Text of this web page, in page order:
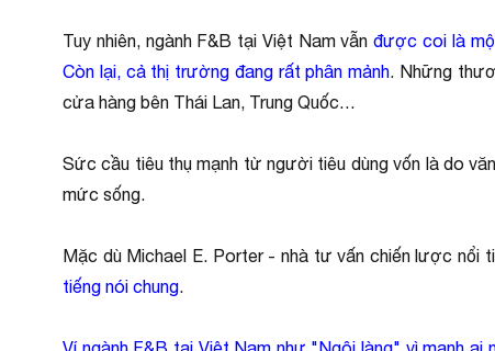
Tuy nhiên, ngành F&B tại Việt Nam vẫnđược coi là
Còn lại, cả thị trường đang rất phân mảnh. Những
cửa hàng bên Thái Lan, Trung Quốc…
Sức cầu tiêu thụ mạnh từ người tiêu dùng vốn là do
mức sống.
Mặc dù Michael E. Porter - nhà tư vấn chiến lược
tiếng nói chung.